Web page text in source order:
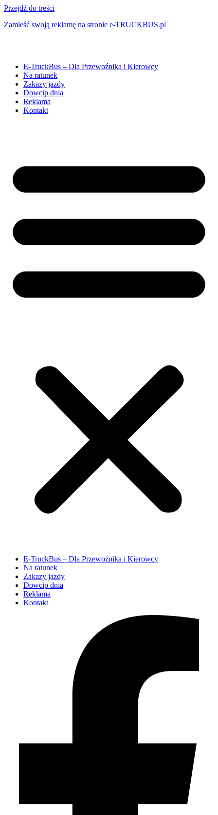
Przejdź do treści
Zamieść swoją reklamę na stronie e-TRUCKBUS.pl
E-TruckBus – Dla Przewoźnika i Kierowcy
Na ratunek
Zakazy jazdy
Dowcip dnia
Reklama
Kontakt
E-TruckBus – Dla Przewoźnika i Kierowcy
Na ratunek
Zakazy jazdy
Dowcip dnia
Reklama
Kontakt